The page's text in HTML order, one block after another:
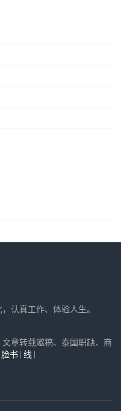
认真工作、体验人生。
章转载邀稿、泰国职缺、商
脸书 |线